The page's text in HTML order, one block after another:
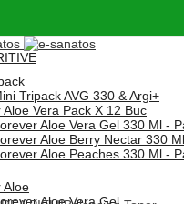
Tripack AVG 330 & Argi+
Aloe Vera Pack X 12 Buc
Aloe Vera Gel 330 Ml -
Aloe Berry Nectar 330
Aloe Peaches 330 Ml -
Aloe